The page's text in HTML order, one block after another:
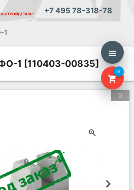
+7 495 78-318-78
menu
shopping_cart
0
1
1 [110403-00835]
0